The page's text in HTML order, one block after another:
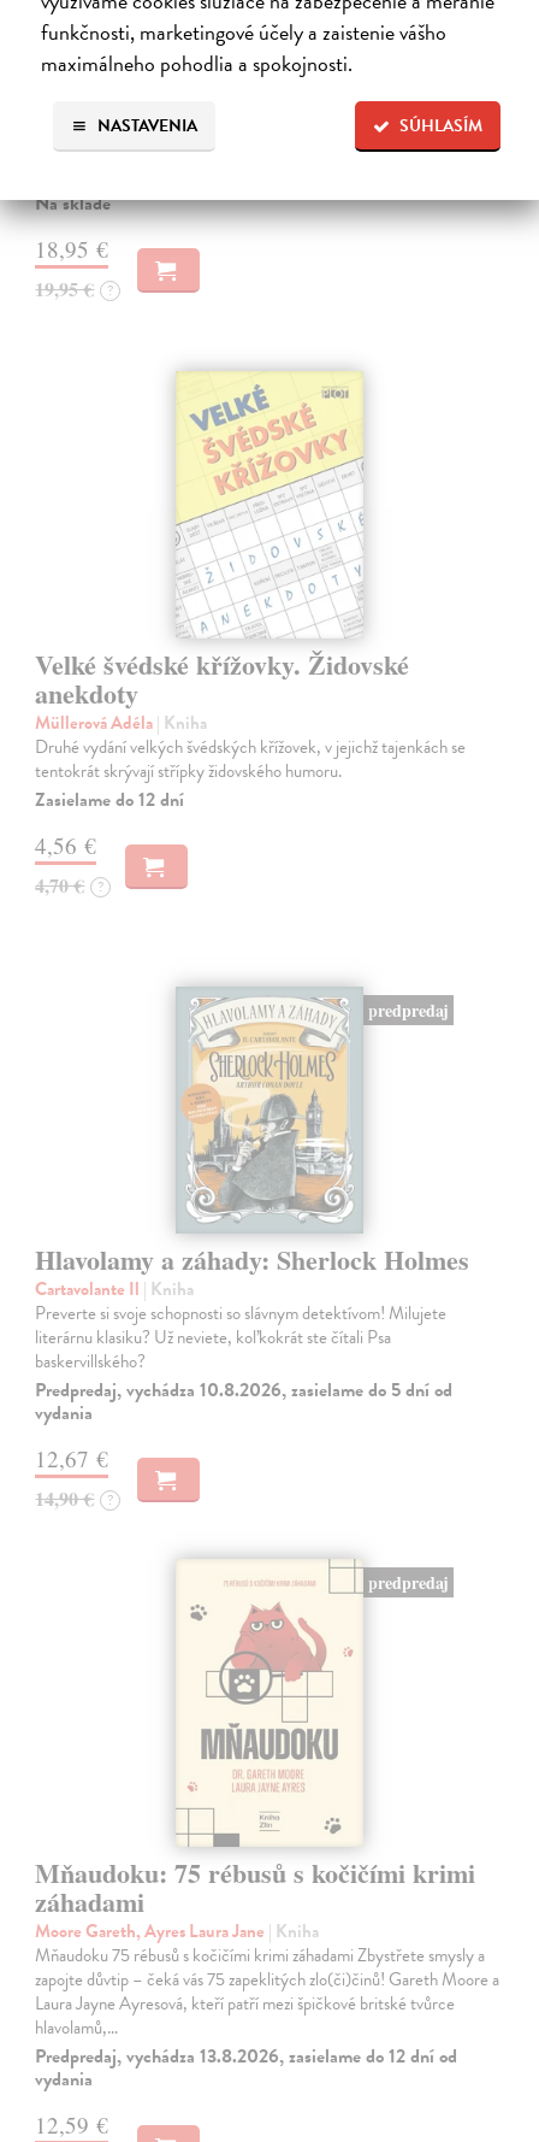
funkčnosti, marketingové účely a zaistenie vášho
maximálneho pohodlia a spokojnosti.
SÚHLASÍM
NASTAVENIA
Kreslenie
Foster Walter| Kniha
Kompletná príručka pre začínajúcich umelcov, ktorá ich krok za
krokom zasvätí do umenia kresby. Kniha záujemcov prevedie celým
procesom tvorby - od výberu nástrojov, pomôcok a materiálov cez
Na sklade
18,95 €
19,95 € ?
Velké švédské křížovky. Židovské
anekdoty
Müllerová Adéla| Kniha
Druhé vydání velkých švédských křížovek, v jejichž tajenkách se
tentokrát skrývají střípky židovského humoru.
Zasielame do 12 dní
4,56 €
4,70 € ?
predpredaj
Hlavolamy a záhady: Sherlock Holmes
Cartavolante Il | Kniha
Preverte si svoje schopnosti so slávnym detektívom! Milujete
literárnu klasiku? Už neviete, koľkokrát ste čítali Psa
baskervillského?
Predpredaj, vychádza 10.8.2026, zasielame do 5 dní od
vydania
12,67 €
14,90 € ?
predpredaj
Mňaudoku: 75 rébusů s kočičími krimi
záhadami
Moore Gareth, Ayres Laura Jane | Kniha
Mňaudoku 75 rébusů s kočičími krimi záhadami Zbystřete smysly a
zapojte důvtip – čeká vás 75 zapeklitých zlo(či)činů! Gareth Moore a
Laura Jayne Ayresová, kteří patří mezi špičkové britské tvůrce
hlavolamů,…
Predpredaj, vychádza 13.8.2026, zasielame do 12 dní od
vydania
12,59 €